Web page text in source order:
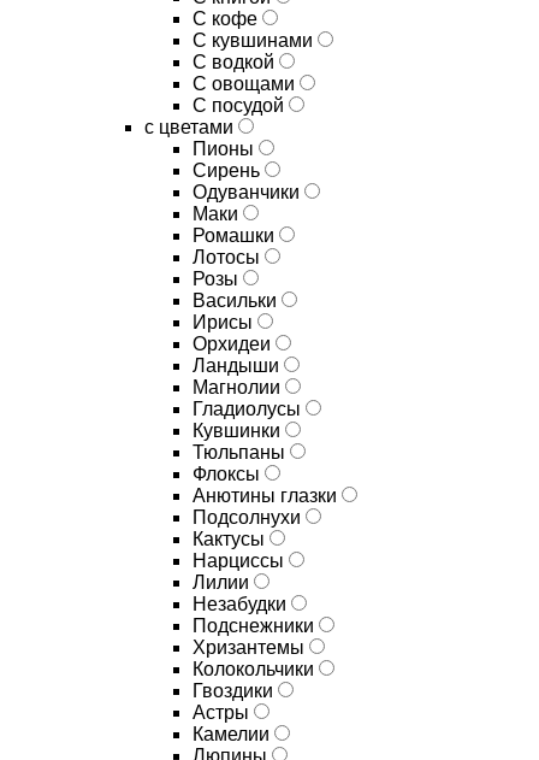
C кофе
C кувшинами
C водкой
C овощами
C посудой
с цветами
Пионы
Сирень
Одуванчики
Маки
Ромашки
Лотосы
Розы
Васильки
Ирисы
Орхидеи
Ландыши
Магнолии
Гладиолусы
Кувшинки
Тюльпаны
Флоксы
Анютины глазки
Подсолнухи
Кактусы
Нарциссы
Лилии
Незабудки
Подснежники
Хризантемы
Колокольчики
Гвоздики
Астры
Камелии
Люпины